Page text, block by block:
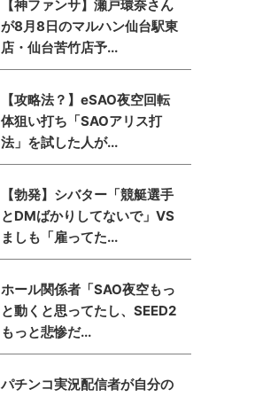
【神ファンサ】瀬戸環奈さん
が8月8日のマルハン仙台駅東
店・仙台苦竹店予...
【攻略法？】eSAO夜空回転
体狙い打ち「SAOアリス打
法」を試した人が...
【勃発】シバター「競艇選手
とDMばかりしてないで」VS
ましも「雇ってた...
ホール関係者「SAO夜空もっ
と動くと思ってたし、SEED2
もっと悲惨だ...
パチンコ実況配信者が自分の